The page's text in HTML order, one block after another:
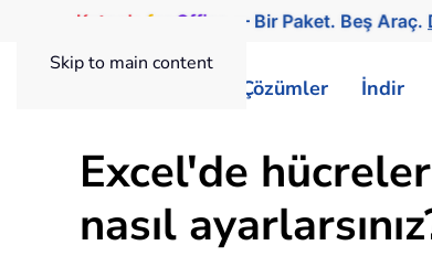
Skip to main content
Kutools for Office — Bir Paket. Beş Araç.
Çözümler İndir
Excel'de
nasıl